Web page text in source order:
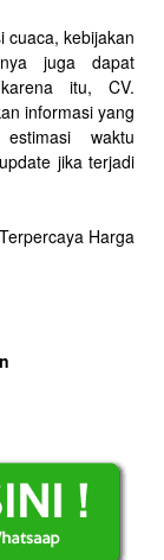
cuaca, kebijakan
juga dapat
itu, CV.
informasi yang
waktu
jika terjadi